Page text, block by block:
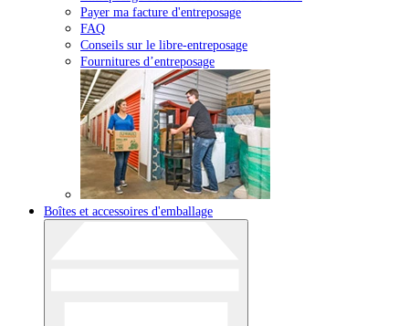
Payer ma facture d'entreposage
FAQ
Conseils sur le libre-entreposage
Fournitures d’entreposage
Boîtes et accessoires d'emballage